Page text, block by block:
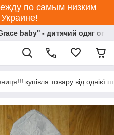
по самым низким
baby" - дитячий одяг
купівля товару від однієї